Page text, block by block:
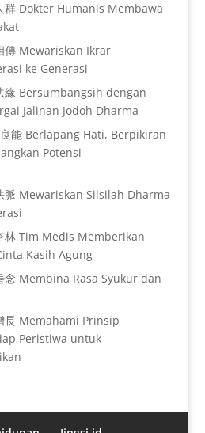
群 Dokter Humanis Membawa
傳 Mewariskan Ikrar
ke Generasi
緣 Bersumbangsih dengan
Jalinan Jodoh Dharma
能 Berlapang Hati, Berpikiran
Potensi
脈 Mewariskan Silsilah Dharma
林 Tim Medis Memberikan
Kasih Agung
念 Membina Rasa Syukur dan
長 Memahami Prinsip
Peristiwa untuk